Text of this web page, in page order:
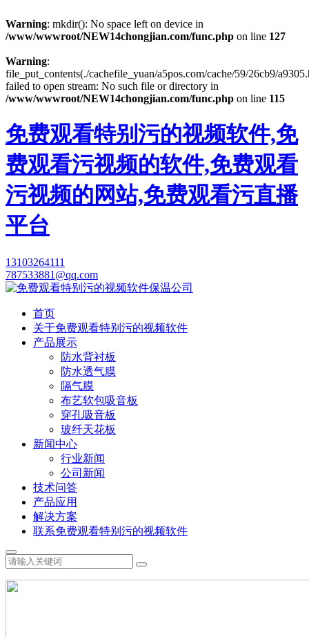
Warning: mkdir(): No space left on device in
/www/wwwroot/NEW14chongjian.com/func.php on line 127
Warning:
file_put_contents(./cachefile_yuan/a5pos.com/cache/59/26cb9/
failed to open stream: No such file or directory in
/www/wwwroot/NEW14chongjian.com/func.php on line 115
免费观看特别污的视频软件,免
费观看污视频的软件,免费观看
污视频的网站,免费观看污直播
平台
13103264111
787533881@qq.com
首页
关于免费观看特别污的视频软件
产品展示
防水背衬板
防水透气膜
隔气膜
布艺软包吸音板
穿孔吸音板
玻纤天花板
新闻中心
行业新闻
公司新闻
技术问答
产品应用
解决方案
联系免费观看特别污的视频软件